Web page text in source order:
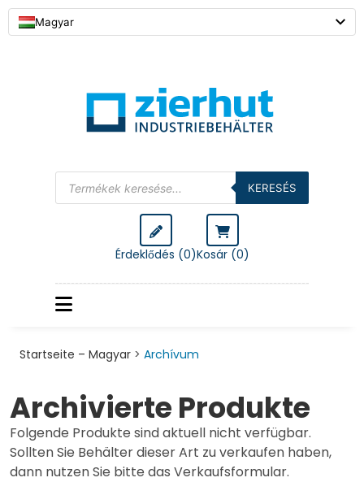
Magyar
Products
search KERESÉS
Érdeklődés (0)Kosár (0)
Startseite – Magyar > Archívum
Archivierte Produkte
Folgende Produkte sind aktuell nicht verfügbar.
Sollten Sie Behälter dieser Art zu verkaufen haben,
dann nutzen Sie bitte das Verkaufsformular.